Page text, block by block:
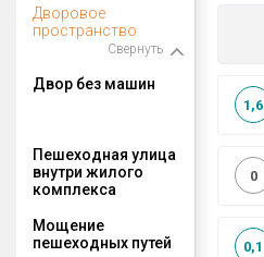
Дворовое
пространство
Свернуть
Двор без машин
1,6
Пешеходная улица
внутри жилого
комплекса
0
Мощение
пешеходных путей
0,1